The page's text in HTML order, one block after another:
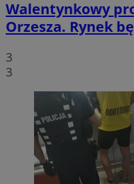
Walentynkowy
Orzesza. Rynek
3
3